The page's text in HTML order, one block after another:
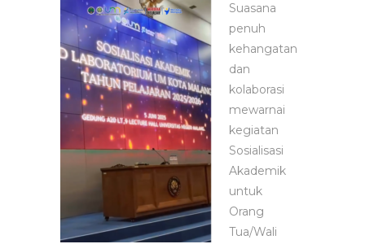
Suasana
penuh
kehangatan
dan
kolaborasi
mewarnai
kegiatan
Sosialisasi
Akademik
untuk
Orang
Tua/Wali